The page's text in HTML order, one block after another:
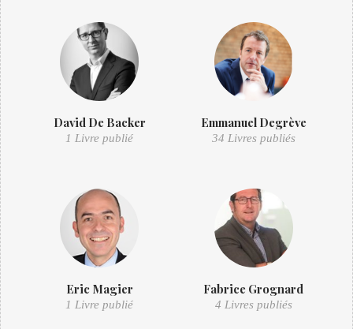
David De Backer
1 Livre publié
Emmanuel Degrève
34 Livres publiés
Eric Magier
1 Livre publié
Fabrice Grognard
4 Livres publiés